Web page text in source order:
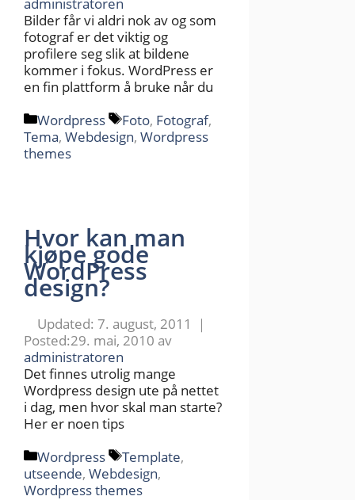
Bilder får vi aldri nok av og som
fotograf er det viktig og
profilere seg slik at bildene
kommer i fokus. WordPress er
en fin plattform å bruke når du
Kategorier
Wordpress Stikkord
Foto, Fotograf,
Tema, Webdesign, Wordpress
themes
Hvor kan man
kjøpe gode
WordPress
design?
7. august, 2011
29. mai, 2010 av
administratoren
Det finnes utrolig mange
Wordpress design ute på nettet
i dag, men hvor skal man starte?
Her er noen tips
Kategorier
Wordpress Stikkord
Template,
utseende, Webdesign,
Wordpress themes